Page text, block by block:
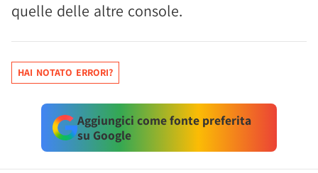
quelle delle altre console.
HAI NOTATO ERRORI?
Aggiungici come fonte preferita
su Google